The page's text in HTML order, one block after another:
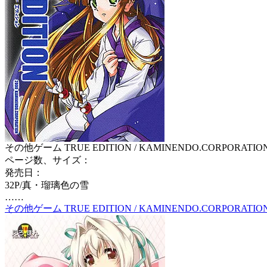
その他ゲーム TRUE EDITION /
ページ数、サイズ：
発売日：
32P/真・瑠璃色の雪
……
その他ゲーム TRUE EDITION /